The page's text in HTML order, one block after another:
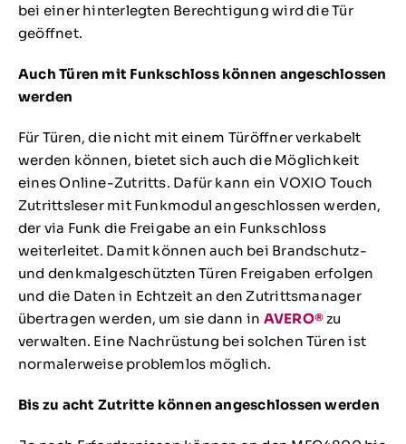
bei einer hinterlegten Berechtigung wird die Tür
geöffnet.
Auch Türen mit Funkschloss können angeschlossen
werden
Für Türen, die nicht mit einem Türöffner verkabelt
werden können, bietet sich auch die Möglichkeit
eines Online-Zutritts. Dafür kann ein VOXIO Touch
Zutrittsleser mit Funkmodul angeschlossen werden,
der via Funk die Freigabe an ein Funkschloss
weiterleitet. Damit können auch bei Brandschutz-
und denkmalgeschützten Türen Freigaben erfolgen
und die Daten in Echtzeit an den Zutrittsmanager
übertragen werden, um sie dann in AVERO®zu
verwalten. Eine Nachrüstung bei solchen Türen ist
normalerweise problemlos möglich.
Bis zu acht Zutritte können angeschlossen werden